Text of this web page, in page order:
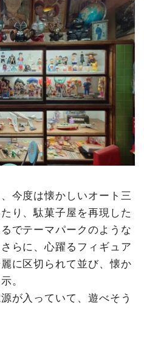
今度は懐かしいオート三
り、駄菓子屋を再現した
でテーマパークのような
らに、心躍るフィギュア
に区切られて並び、懐か
。
が入っていて、遊べそう